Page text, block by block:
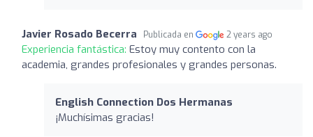
Javier Rosado Becerra Publicada en 2 years ago
Experiencia fantástica: Estoy muy contento con la
academia, grandes profesionales y grandes personas.
English Connection Dos Hermanas
¡Muchísimas gracias!